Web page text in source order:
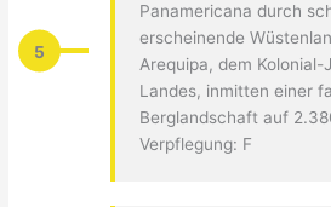
5
Panamericana durch
erscheinende
Arequipa, dem Kolonial-
Landes, inmitten einer
Berglandschaft auf
Verpflegung: F